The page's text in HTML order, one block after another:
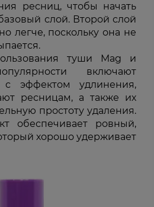
ресниц, чтобы начать
слой. Второй слой
легче, поскольку она не
туши Mag и
включают
с эффектом удлинения,
ресницам, а также их
простоту удаления.
обеспечивает ровный,
хорошо удерживает